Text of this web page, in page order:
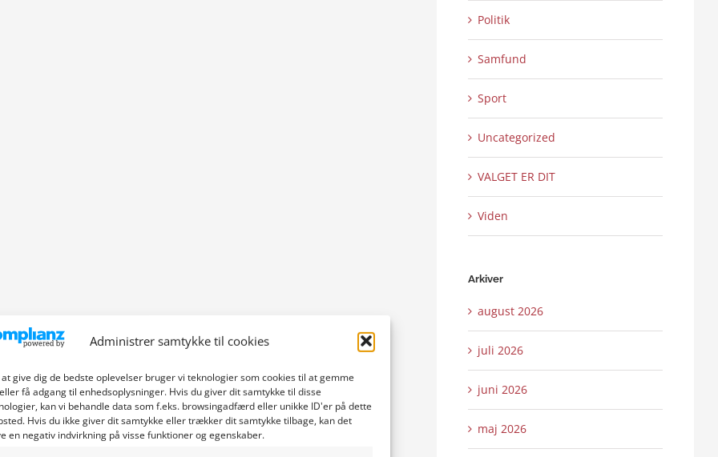
Administrer samtykke til cookies
at give dig de bedste oplevelser bruger vi teknologier som cookies til at gemme
få adgang til enhedsoplysninger. Hvis du giver dit samtykke til disse
kan vi behandle data som f.eks. browsingadfærd eller unikke ID'er på dette
Hvis du ikke giver dit samtykke eller trækker dit samtykke tilbage, kan det
en negativ indvirkning på visse funktioner og egenskaber.
Politik
Samfund
Sport
Uncategorized
VALGET ER DIT
Viden
Arkiver
august 2026
juli 2026
juni 2026
maj 2026